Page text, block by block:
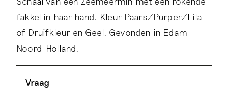
fakkel in haar hand. Kleur Paars/Purper/Lila
of Druifkleur en Geel. Gevonden in Edam -
Noord-Holland.
Vraag